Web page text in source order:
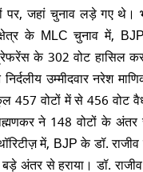
जहां चुनाव लड़े गए थे।
के MLC चुनाव में,
के 302 वोट हासिल
उम्मीदवार नरेश
457 वोटों में से 456 वोट
ने 148 वोटों के
में, BJP के डॉ.
अंतर से हराया। डॉ.